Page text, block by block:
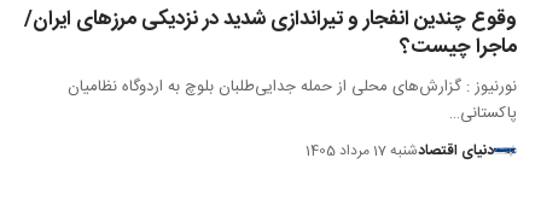
وقوع چندین انفجار و تیراندازی شدید در نزدیکی مرز‌های ایران/
ماجرا چیست؟
نورنیوز : گزارش‌های محلی از حمله‌ جدایی‌طلبان بلوچ به اردوگاه نظامیان
پاکستانی…
دنیای اقتصادشنبه 17 مرداد 1405